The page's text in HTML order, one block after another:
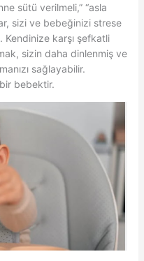
sütü verilmeli,” “asla
sizi ve bebeğinizi strese
karşı şefkatli
sizin daha dinlenmiş ve
sağlayabilir.
bebektir.